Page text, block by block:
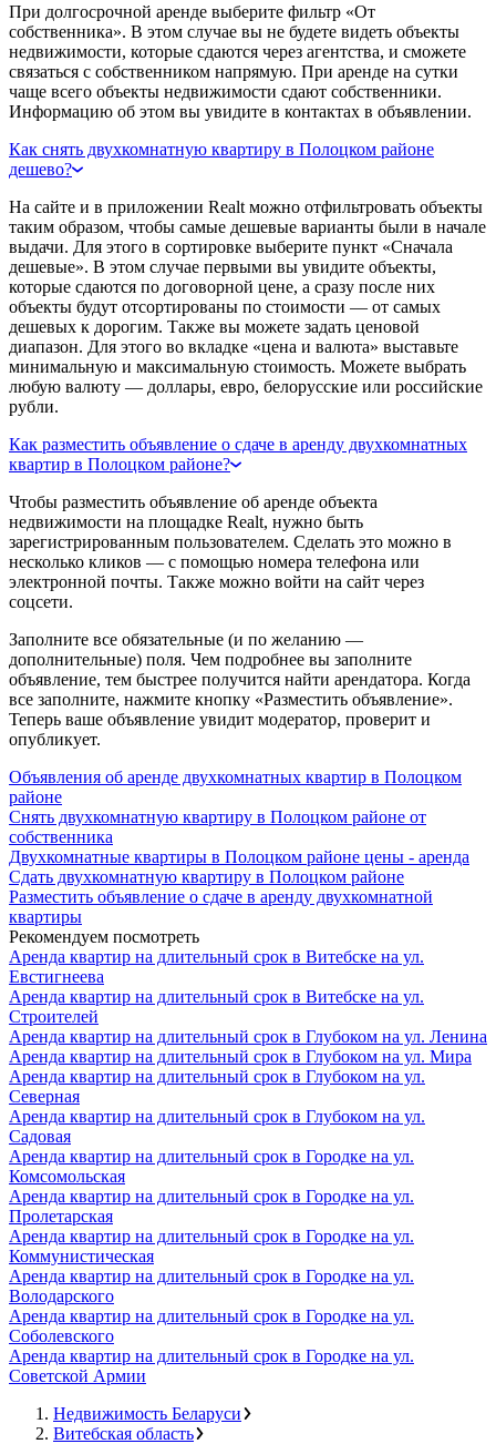
При долгосрочной аренде выберите фильтр «От
собственника». В этом случае вы не будете видеть объекты
недвижимости, которые сдаются через агентства, и сможете
связаться с собственником напрямую. При аренде на сутки
чаще всего объекты недвижимости сдают собственники.
Информацию об этом вы увидите в контактах в объявлении.
Как снять двухкомнатную квартиру в Полоцком районе
дешево?
На сайте и в приложении Realt можно отфильтровать объекты
таким образом, чтобы самые дешевые варианты были в начале
выдачи. Для этого в сортировке выберите пункт «Сначала
дешевые». В этом случае первыми вы увидите объекты,
которые сдаются по договорной цене, а сразу после них
объекты будут отсортированы по стоимости — от самых
дешевых к дорогим. Также вы можете задать ценовой
диапазон. Для этого во вкладке «цена и валюта» выставьте
минимальную и максимальную стоимость. Можете выбрать
любую валюту — доллары, евро, белорусские или российские
рубли.
Как разместить объявление о сдаче в аренду двухкомнатных
квартир в Полоцком районе?
Чтобы разместить объявление об аренде объекта
недвижимости на площадке Realt, нужно быть
зарегистрированным пользователем. Сделать это можно в
несколько кликов — с помощью номера телефона или
электронной почты. Также можно войти на сайт через
соцсети.
Заполните все обязательные (и по желанию —
дополнительные) поля. Чем подробнее вы заполните
объявление, тем быстрее получится найти арендатора. Когда
все заполните, нажмите кнопку «Разместить объявление».
Теперь ваше объявление увидит модератор, проверит и
опубликует.
Объявления об аренде двухкомнатных квартир в Полоцком
районе
Снять двухкомнатную квартиру в Полоцком районе от
собственника
Двухкомнатные квартиры в Полоцком районе цены - аренда
Сдать двухкомнатную квартиру в Полоцком районе
Разместить объявление о сдаче в аренду двухкомнатной
квартиры
Рекомендуем посмотреть
Аренда квартир на длительный срок в Витебске на ул.
Евстигнеева
Аренда квартир на длительный срок в Витебске на ул.
Строителей
Аренда квартир на длительный срок в Глубоком на ул. Ленина
Аренда квартир на длительный срок в Глубоком на ул. Мира
Аренда квартир на длительный срок в Глубоком на ул.
Северная
Аренда квартир на длительный срок в Глубоком на ул.
Садовая
Аренда квартир на длительный срок в Городке на ул.
Комсомольская
Аренда квартир на длительный срок в Городке на ул.
Пролетарская
Аренда квартир на длительный срок в Городке на ул.
Коммунистическая
Аренда квартир на длительный срок в Городке на ул.
Володарского
Аренда квартир на длительный срок в Городке на ул.
Соболевского
Аренда квартир на длительный срок в Городке на ул.
Советской Армии
Недвижимость Беларуси
Витебская область